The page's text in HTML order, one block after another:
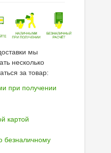
Tec
мы
несколько
за товар:
при получении
картой
безналичному